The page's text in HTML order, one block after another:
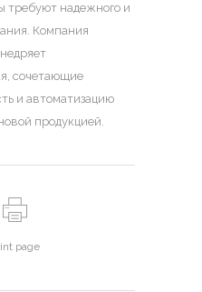
требуют надежного и
Компания
сочетающие
и автоматизацию
продукцией.
page